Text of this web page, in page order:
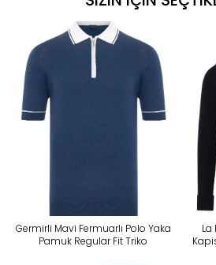
Germirli Mavi Fermuarlı Polo Yaka
Pamuk Regular Fit Triko
La